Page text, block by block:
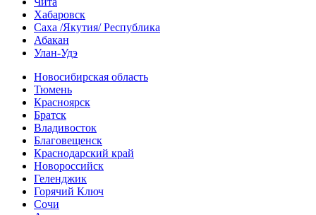
Хабаровск
Саха /Якутия/ Республика
Абакан
Улан-Удэ
Новосибирская область
Тюмень
Красноярск
Братск
Владивосток
Благовещенск
Краснодарский край
Новороссийск
Геленджик
Горячий Ключ
Сочи